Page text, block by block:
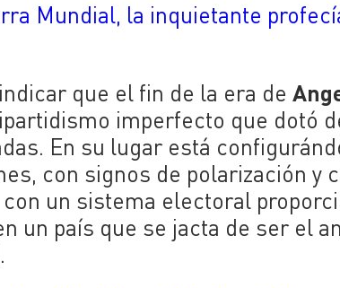
Mundial, la inquietante
que el fin de la era de
imperfecto que dotó
En su lugar está
con signos de polarización y
un sistema electoral
un país que se jacta de ser el